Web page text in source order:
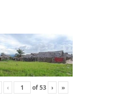
‹ of53 › »